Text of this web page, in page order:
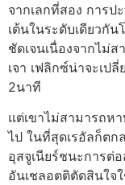
จากเลกที่สอง การป
เต้นในระดับเดียวกั
ชัดเจนเนื่องจากไม่
เจา เฟลิกซ์น่าจะเป
2นาที
แต่เขาไม่สามารถห
ไป ในที่สุดเรอัลก็ตก
อุสจูเนียร์ชนะการต่
อันเชลอตติตัดสินใจ